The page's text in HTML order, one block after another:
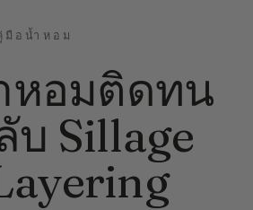
มือน้ำหอม
หอมติดทน
บ Sillage